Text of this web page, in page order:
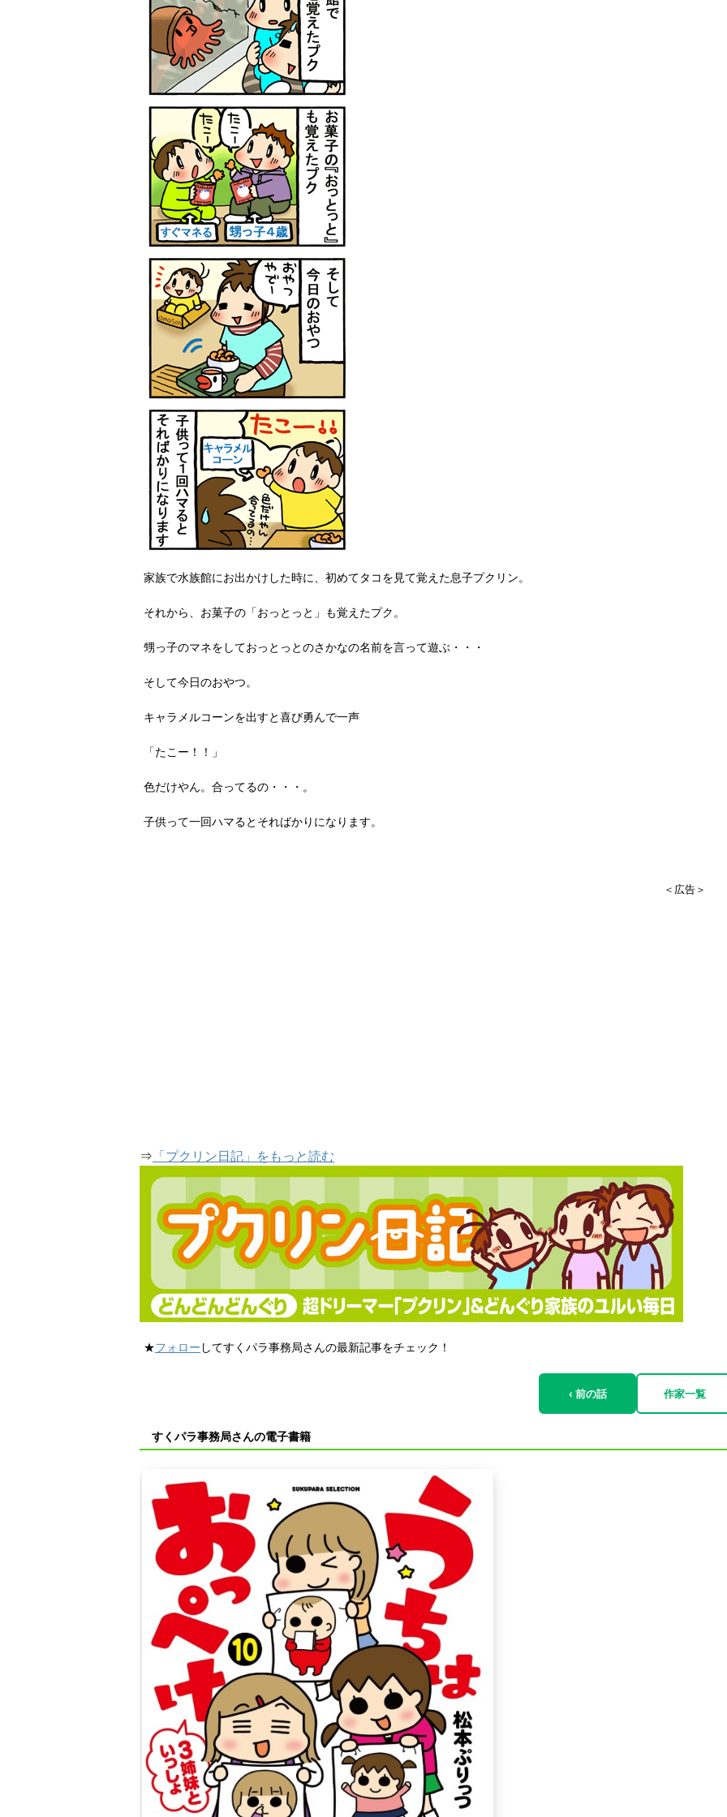
家族で水族館にお出かけした時に、初めてタコを見て覚えた息子プクリン。
それから、お菓子の「おっとっと」も覚えたプク。
甥っ子のマネをしておっとっとのさかなの名前を言って遊ぶ・・・
そして今日のおやつ。
キャラメルコーンを出すと喜び勇んで一声
「たこー！！」
色だけやん。合ってるの・・・。
子供って一回ハマるとそればかりになります。
＜広告＞
⇒ 「プクリン日記」をもっと読む
★フォロー してすくパラ事務局さんの最新記事をチェック！
‹ 前の話 作家一覧
すくパラ事務局さんの電子書籍